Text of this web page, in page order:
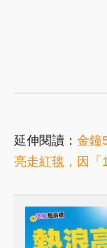
延伸閱讀： 金鐘
亮走紅毯，因「